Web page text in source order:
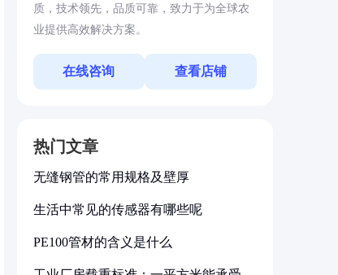
质，技术领先，品质可靠，致力于为全球农
业提供高效解决方案。
在线咨询 查看店铺
热门文章
无缝钢管的常用规格及壁厚
生活中常见的传感器有哪些呢
PE100管材的含义是什么